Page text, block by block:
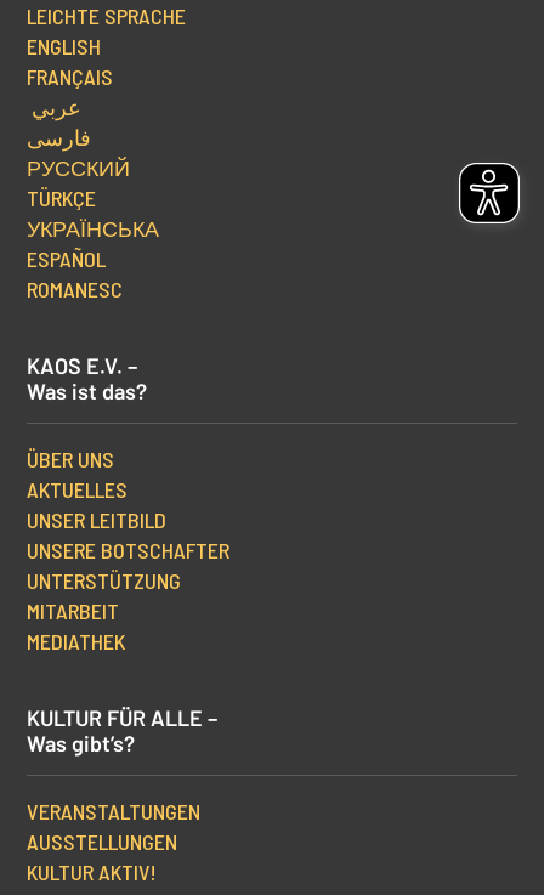
LEICHTE SPRACHE
ENGLISH
FRANÇAIS
عربي
فارسی
РУССКИЙ
TÜRKÇE
УКРАЇНСЬКА
ESPAÑOL
ROMANESC
KAOS E.V. –
Was ist das?
ÜBER UNS
AKTUELLES
UNSER LEITBILD
UNSERE BOTSCHAFTER
UNTERSTÜTZUNG
MITARBEIT
MEDIATHEK
KULTUR FÜR ALLE –
Was gibt’s?
VERANSTALTUNGEN
AUSSTELLUNGEN
KULTUR AKTIV!